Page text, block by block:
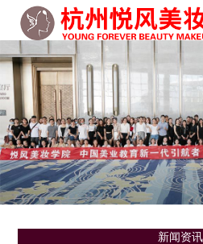
新闻资讯